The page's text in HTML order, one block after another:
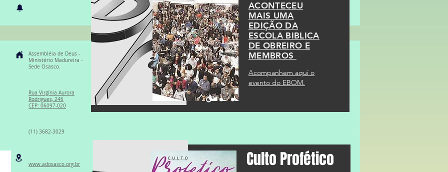
Assembléia de Deus -
Ministério Madureira -
Sede Osasco.
Rua Virgínia Aurora
Rodrigues, 246
CEP: 06097-020
(11) 3682-3029
www.adosasco.org.br
ACONTECEU
MAIS UMA
EDIÇÃO DA
ESCOLA BIBLICA
DE OBREIRO E
MEMBROS
Acompanhem aqui o
evento do EBOM.
Culto Profético